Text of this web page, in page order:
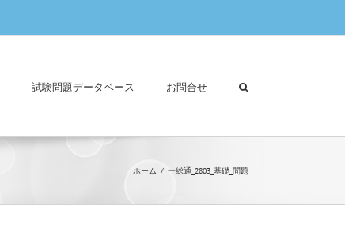
試験問題データベース お問合せ
ホーム 一総通_2803_基礎_問題